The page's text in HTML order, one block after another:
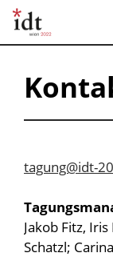
tagung@idt-
Jakob Fitz,
Schatzl;